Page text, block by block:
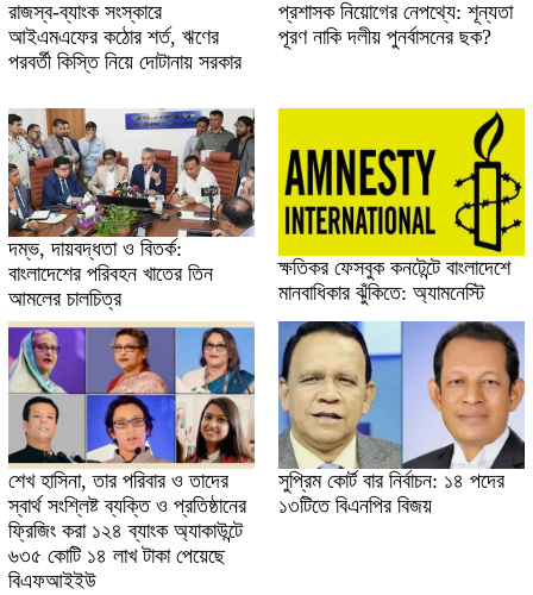
রাজস্ব-ব্যাংক সংস্কারে
আইএমএফের কঠোর শর্ত, ঋণের
পরবর্তী কিস্তি নিয়ে দোটানায় সরকার
প্রশাসক নিয়োগের নেপথ্যে: শূন্যতা
পূরণ নাকি দলীয় পুনর্বাসনের ছক?
দম্ভ, দায়বদ্ধতা ও বিতর্ক:
বাংলাদেশের পরিবহন খাতের তিন
আমলের চালচিত্র
ক্ষতিকর ফেসবুক কনটেন্টে বাংলাদেশে
মানবাধিকার ঝুঁকিতে: অ্যামনেস্টি
শেখ হাসিনা, তার পরিবার ও তাদের
স্বার্থ সংশ্লিষ্ট ব্যক্তি ও প্রতিষ্ঠানের
ফ্রিজিং করা ১২৪ ব্যাংক অ্যাকাউন্টে
৬৩৫ কোটি ১৪ লাখ টাকা পেয়েছে
বিএফআইইউ
সুপ্রিম কোর্ট বার নির্বাচন: ১৪ পদের
১৩টিতে বিএনপির বিজয়